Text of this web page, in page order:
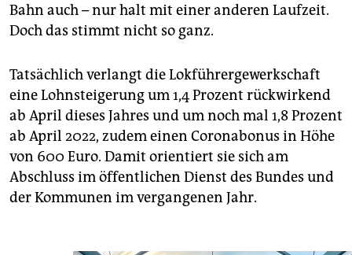
Bahn auch – nur halt mit einer anderen Laufzeit.
Doch das stimmt nicht so ganz.
Tatsächlich verlangt die Lokführergewerkschaft
eine Lohnsteigerung um 1,4 Prozent rückwirkend
ab April dieses Jahres und um noch mal 1,8 Prozent
ab April 2022, zudem einen Coronabonus in Höhe
von 600 Euro. Damit orientiert sie sich am
Abschluss im öffentlichen Dienst des Bundes und
der Kommunen im vergangenen Jahr.